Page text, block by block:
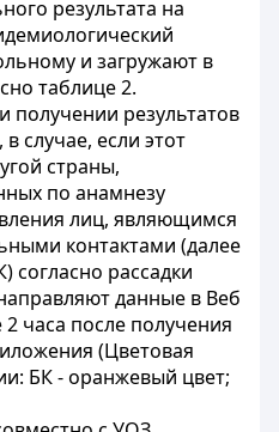
результата на
и загружают в
таблице 2.
получении результатов
случае, если этот
страны,
по анамнезу
лиц, являющимся
контактами (далее
согласно рассадки
данные в Веб
часа после получения
(Цветовая
БК - оранжевый цвет;